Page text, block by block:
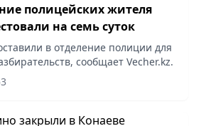
полицейских ️жителя
на семь суток
в отделение полиции для
сообщает Vecher.kz.